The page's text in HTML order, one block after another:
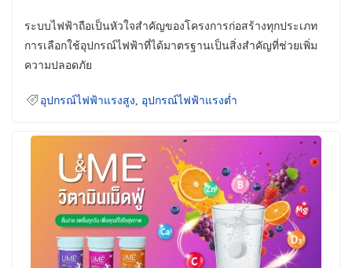
ระบบไฟฟ้าถือเป็นหัวใจสำคัญของโครงการก่อสร้างทุกประเภท
การเลือกใช้อุปกรณ์ไฟฟ้าที่ได้มาตรฐานเป็นสิ่งสำคัญที่ช่วยเพิ่ม
ความปลอดภัย
อุปกรณ์ไฟฟ้าแรงสูง อุปกรณ์ไฟฟ้าแรงต่ำ